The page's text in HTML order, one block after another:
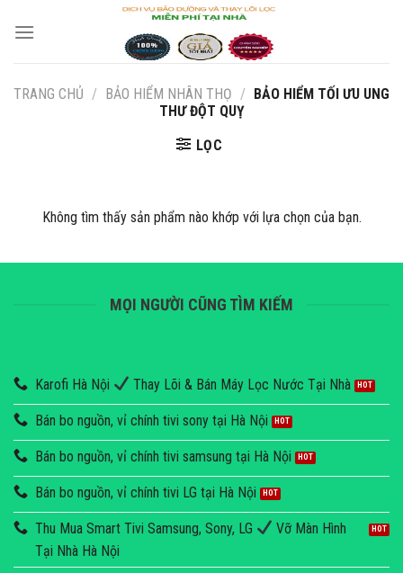
TRANG CHỦ / BẢO HIỂM NHÂN THỌ / BẢO HIỂM TỐI ƯU UNG
THƯ ĐỘT QUỴ
LỌC
Không tìm thấy sản phẩm nào khớp với lựa chọn của bạn.
MỌI NGƯỜI CŨNG TÌM KIẾM
Karofi Hà Nội Thay Lõi & Bán Máy Lọc Nước Tại Nhà
Bán bo nguồn, vỉ chính tivi sony tại Hà Nội
Bán bo nguồn, vỉ chính tivi samsung tại Hà Nội
Bán bo nguồn, vỉ chính tivi LG tại Hà Nội
Thu Mua Smart Tivi Samsung, Sony, LG
Vỡ Màn Hình
Tại Nhà Hà Nội